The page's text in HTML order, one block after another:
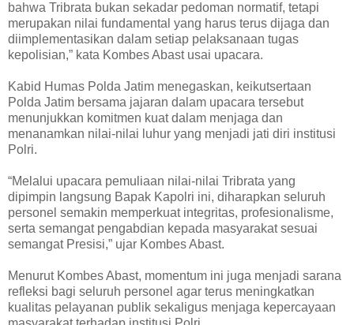
bahwa Tribrata bukan sekadar pedoman normatif, tetapi
merupakan nilai fundamental yang harus terus dijaga dan
diimplementasikan dalam setiap pelaksanaan tugas
kepolisian,” kata Kombes Abast usai upacara.
Kabid Humas Polda Jatim menegaskan, keikutsertaan
Polda Jatim bersama jajaran dalam upacara tersebut
menunjukkan komitmen kuat dalam menjaga dan
menanamkan nilai-nilai luhur yang menjadi jati diri institusi
Polri.
“Melalui upacara pemuliaan nilai-nilai Tribrata yang
dipimpin langsung Bapak Kapolri ini, diharapkan seluruh
personel semakin memperkuat integritas, profesionalisme,
serta semangat pengabdian kepada masyarakat sesuai
semangat Presisi,” ujar Kombes Abast.
Menurut Kombes Abast, momentum ini juga menjadi sarana
refleksi bagi seluruh personel agar terus meningkatkan
kualitas pelayanan publik sekaligus menjaga kepercayaan